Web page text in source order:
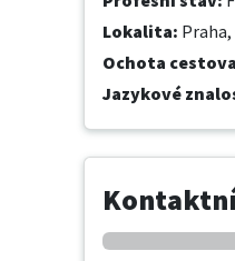
Lokalita: Praha,
Ochota
Jazykové